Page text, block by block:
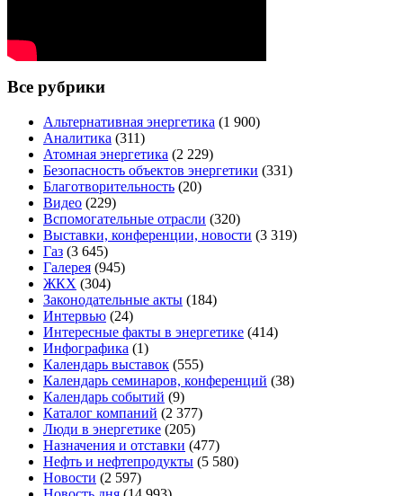
Все рубрики
Альтернативная энергетика (1 900)
Аналитика (311)
Атомная энергетика (2 229)
Безопасность объектов энергетики (331)
Благотворительность (20)
Видео (229)
Вспомогательные отрасли (320)
Выставки, конференции, новости (3 319)
Газ (3 645)
Галерея (945)
ЖКХ (304)
Законодательные акты (184)
Интервью (24)
Интересные факты в энергетике (414)
Инфографика (1)
Календарь выставок (555)
Календарь семинаров, конференций (38)
Календарь событий (9)
Каталог компаний (2 377)
Люди в энергетике (205)
Назначения и отставки (477)
Нефть и нефтепродукты (5 580)
Новости (2 597)